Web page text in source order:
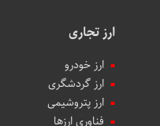
ارز تجاری
ارز خودرو
ارز گردشگری
ارز پتروشیمی
فناوری ارزها